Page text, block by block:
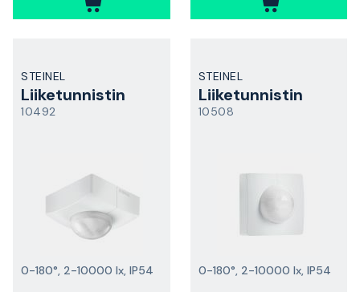
STEINEL
Liiketunnistin
10492
0-180°, 2-10000 lx, IP54
STEINEL
Liiketunnistin
10508
0-180°, 2-10000 lx, IP54